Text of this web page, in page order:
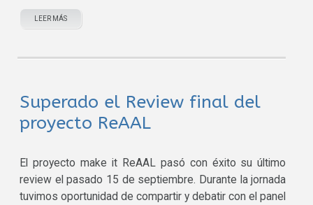
LEER MÁS
Superado el Review final del
proyecto ReAAL
El proyecto make it ReAAL pasó con éxito su último
review el pasado 15 de septiembre. Durante la jornada
tuvimos oportunidad de compartir y debatir con el panel